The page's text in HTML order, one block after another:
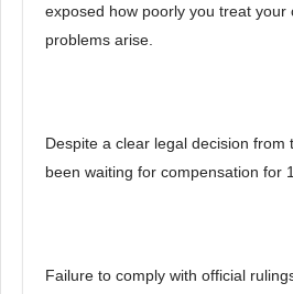
exposed how poorly you treat your
problems arise.
Despite a clear legal decision from
been waiting for compensation for
Failure to comply with official